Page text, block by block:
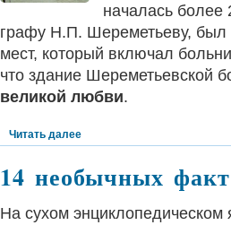
началась более
графу Н.П. Шереметьеву, был
мест, который включал
что здание Шереметьевской
великой любви.
Читать далее
14 необычных
На сухом энциклопедическом